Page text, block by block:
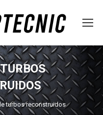
turbos reconstruidos